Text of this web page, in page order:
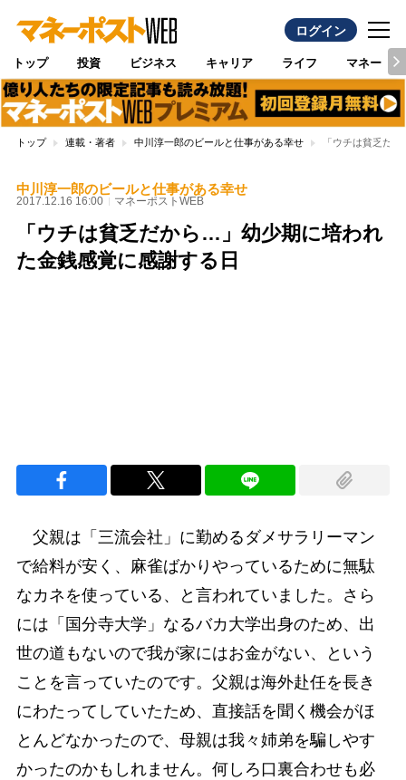
ログイン
トップ 投資 ビジネス キャリア ライフ マネー
トップ 連載・著者 中川淳一郎のビールと仕事がある幸せ 「ウチは貧乏だ
中川淳一郎のビールと仕事がある幸せ
2017.12.16 16:00 マネーポストWEB
「ウチは貧乏だから…」幼少期に培われ
た金銭感覚に感謝する日
父親は「三流会社」に勤めるダメサラリーマン
で給料が安く、麻雀ばかりやっているために無駄
なカネを使っている、と言われていました。さら
には「国分寺大学」なるバカ大学出身のため、出
世の道もないので我が家にはお金がない、という
ことを言っていたのです。父親は海外赴任を長き
にわたってしていたため、直接話を聞く機会がほ
とんどなかったので、母親は我々姉弟を騙しやす
かったのかもしれません。何しろ口裏合わせも必